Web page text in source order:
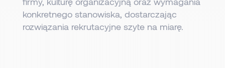
konkretnego stanowiska, dostarczając
rozwiązania rekrutacyjne szyte na miarę.